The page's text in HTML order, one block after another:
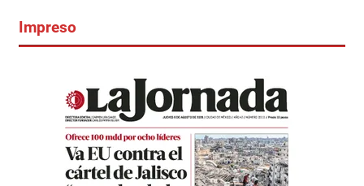
Impreso